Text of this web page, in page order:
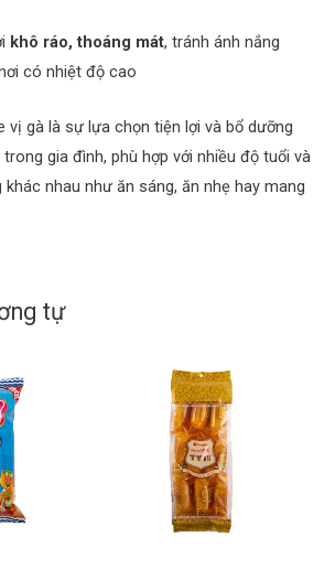
khô ráo, thoáng mát, tránh ánh nắng
có nhiệt độ cao
vị gà là sự lựa chọn tiện lợi và bổ dưỡng
gia đình, phù hợp với nhiều độ tuổi và
nhau như ăn sáng, ăn nhẹ hay mang
tự